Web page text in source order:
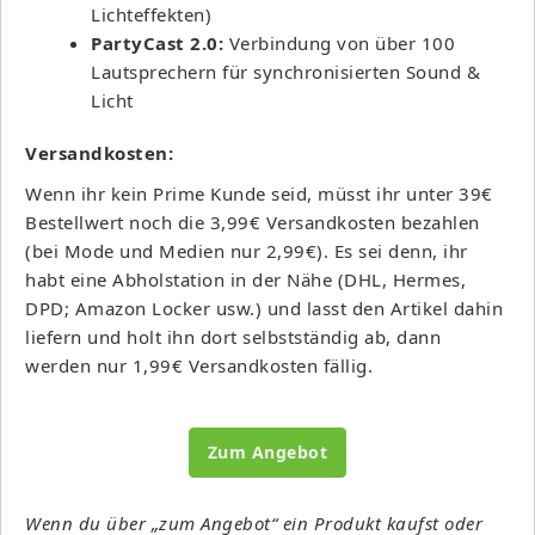
Lichteffekten)
PartyCast 2.0: Verbindung von über 100
Lautsprechern für synchronisierten Sound &
Licht
Versandkosten:
Wenn ihr kein Prime Kunde seid, müsst ihr unter 39€
Bestellwert noch die 3,99€ Versandkosten bezahlen
(bei Mode und Medien nur 2,99€). Es sei denn, ihr
habt eine Abholstation in der Nähe (DHL, Hermes,
DPD; Amazon Locker usw.) und lasst den Artikel dahin
liefern und holt ihn dort selbstständig ab, dann
werden nur 1,99€ Versandkosten fällig.
Zum Angebot
Wenn du über „zum Angebot“ ein Produkt kaufst oder